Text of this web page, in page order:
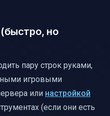
но
пару строк руками,
игровыми
или настройкой
(если они есть